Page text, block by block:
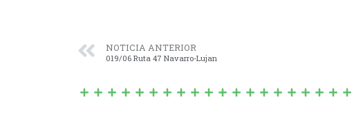
NOTICIA ANTERIOR
019/06 Ruta 47 Navarro-Lujan